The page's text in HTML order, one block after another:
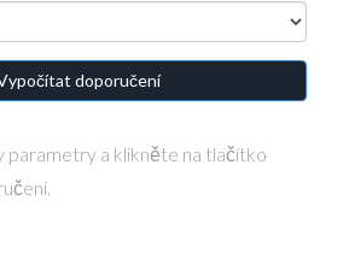
doporučení
parametry a klikněte na tlačítko